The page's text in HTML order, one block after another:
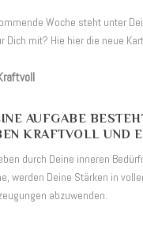
Woche steht unter
Dich mit? Hie hier die neue
AUFGABE
KRAFTVOLL UND
durch Deine inneren
werden Deine Stärken in
abzuwenden.